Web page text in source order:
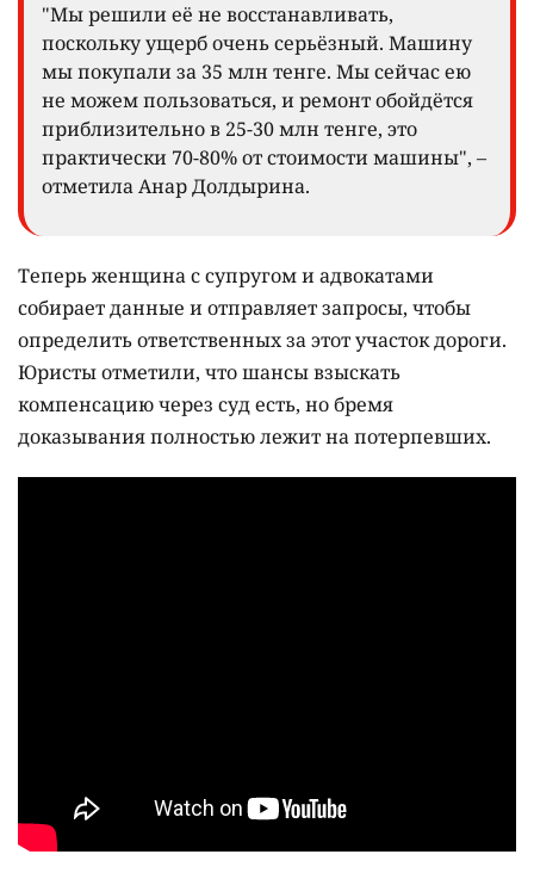
"Мы решили её не восстанавливать,
поскольку ущерб очень серьёзный. Машину
мы покупали за 35 млн тенге. Мы сейчас ею
не можем пользоваться, и ремонт обойдётся
приблизительно в 25-30 млн тенге, это
практически 70-80% от стоимости машины", –
отметила Анар Долдырина.
Теперь женщина с супругом и адвокатами
собирает данные и отправляет запросы, чтобы
определить ответственных за этот участок дороги.
Юристы отметили, что шансы взыскать
компенсацию через суд есть, но бремя
доказывания полностью лежит на потерпевших.